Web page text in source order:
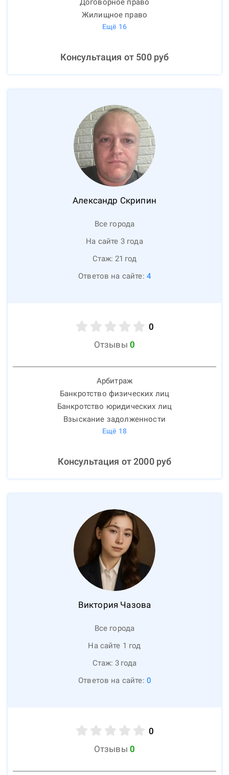
Договорное право
Жилищное право
Ещё 16
Консультация от 500руб
Александр Скрипин
Все города
На сайте 3 года
Стаж: 21 год
Ответов на сайте: 4
0
Отзывы 0
Арбитраж
Банкротство физических лиц
Банкротство юридических лиц
Взыскание задолженности
Ещё 18
Консультация от2000руб
Виктория Чазова
Все города
На сайте 1 год
Стаж: 3 года
Ответов на сайте: 0
0
Отзывы 0